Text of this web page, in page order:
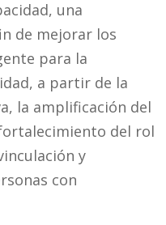
una
de mejorar los
para la
a partir de la
la amplificación del
del rol
y
con